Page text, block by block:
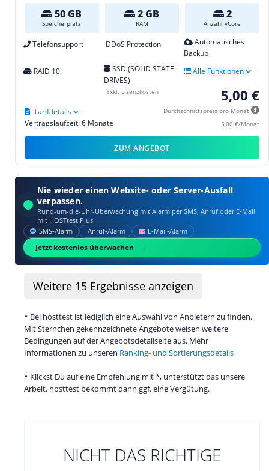
50 GB
Speicherplatz
2 GB
RAM
2
Anzahl vCore
Telefonsupport DDoS Protection
Automatisches
Backup
RAID 10
SSD (SOLID STATE
DRIVES)
Alle Funktionen
5,00 €
Durchschnittspreis pro Monat
5,00 €/Monat
Vertragslaufzeit: 6 Monate
Tarifdetails
Exkl. Lizenzkosten
ZUM ANGEBOT
Nie wieder einen Website- oder Server-Ausfall
verpassen.
Rund-um-die-Uhr-Überwachung mit Alarm per SMS, Anruf oder E‑Mail
mit HOSTtest Plus.
SMS‑Alarm Anruf‑Alarm E‑Mail‑Alarm
Jetzt kostenlos überwachen
Weitere 15 Ergebnisse anzeigen
* Bei hosttest ist lediglich eine Auswahl von Anbietern zu finden.
Mit Sternchen gekennzeichnete Angebote weisen weitere
Bedingungen auf der Angebotsdetailseite aus. Mehr
Informationen zu unseren Ranking- und Sortierungsdetails
* Klickst Du auf eine Empfehlung mit *, unterstützt das unsere
Arbeit. hosttest bekommt dann ggf. eine Vergütung.
NICHT DAS RICHTIGE